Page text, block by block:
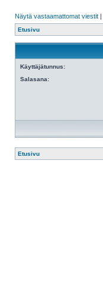
Näytä vastaamattomat viestit |
Etusivu
Käyttäjätunnus:
Salasana:
Etusivu